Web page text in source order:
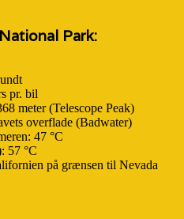
Park:
pr. bil
meter (Telescope Peak)
overflade (Badwater)
47 °C
57 °C
på grænsen til Nevada